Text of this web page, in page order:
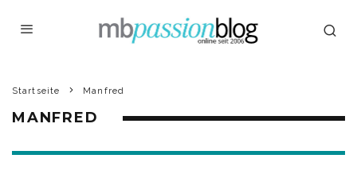
Startseite Manfred
MANFRED